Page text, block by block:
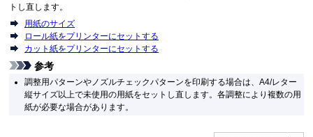
トし直します。
用紙のサイズ
ロール紙をプリンターにセットする
カット紙をプリンターにセットする
参考
調整用パターンやノズルチェックパターンを印刷する場合は、A4/レター
縦サイズ以上で未使用の用紙をセットし直します。各調整により複数の用
紙が必要な場合があります。